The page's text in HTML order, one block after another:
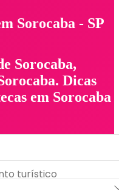
Sorocaba - SP
Sorocaba,
Dicas
em Sorocaba -